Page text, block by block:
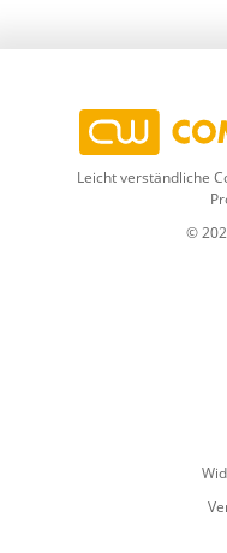
Leicht verständliche
©